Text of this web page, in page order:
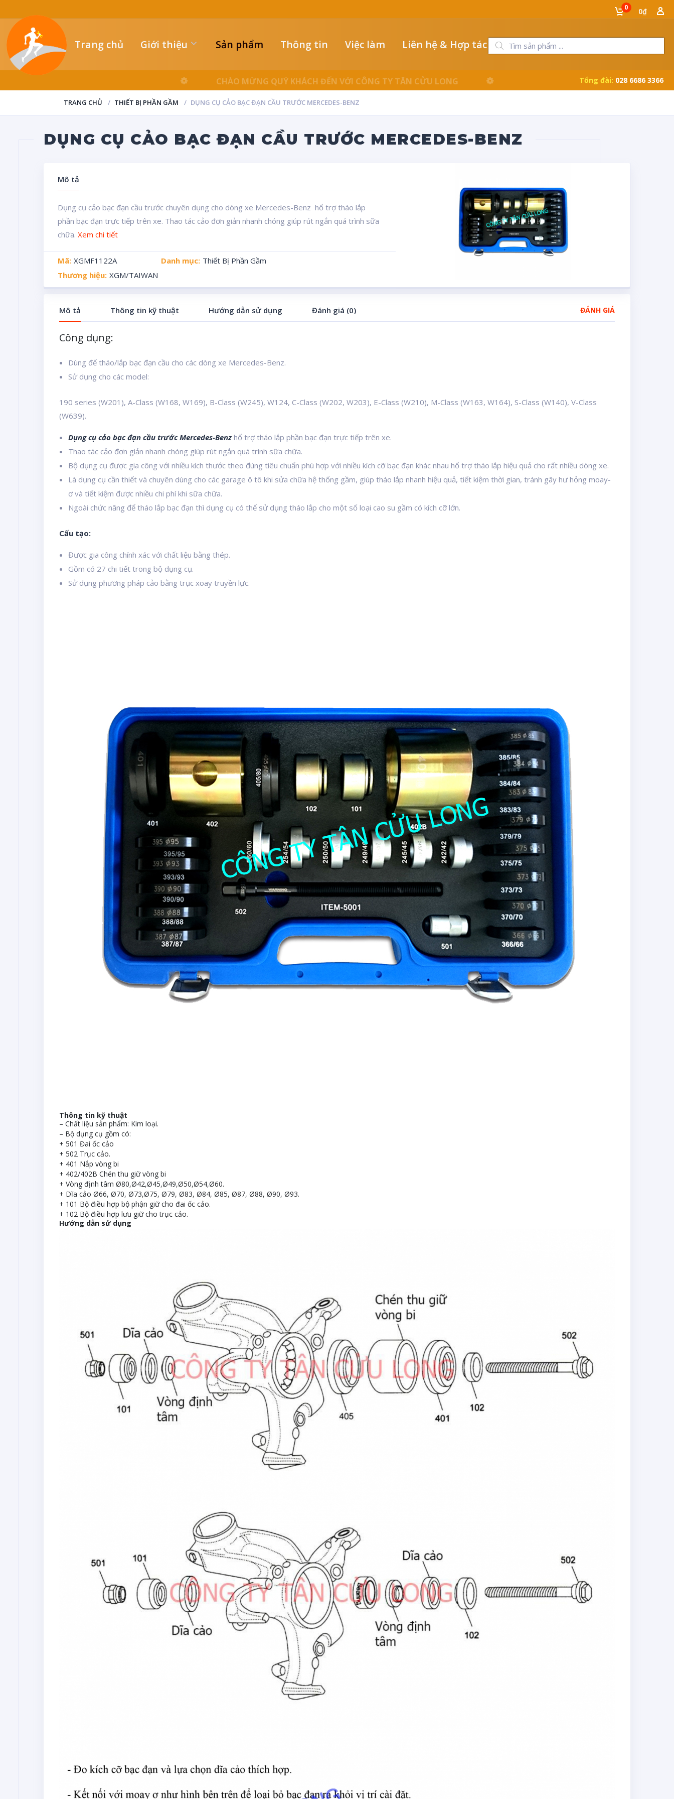
0 0₫
Trang chủ Giới thiệu Sản phẩm Thông tin Việc làm Liên hệ & Hợp tác
LUÔN ĐỒNG HÀNH CÙNG NGƯỜI THỢ Tổng đài: 028 6686 3366
TRANG CHỦ THIẾT BỊ PHẦN GẦM DỤNG CỤ CẢO BẠC ĐẠN CẦU TRƯỚC MERCEDES-BENZ
DỤNG CỤ CẢO BẠC ĐẠN CẦU TRƯỚC MERCEDES-BENZ
Mô tả
Dụng cụ cảo bạc đạn cầu trước chuyên dụng cho dòng xe Mercedes-Benz hổ trợ tháo lắp
phần bạc đạn trực tiếp trên xe. Thao tác cảo đơn giản nhanh chóng giúp rút ngắn quá trình sữa
chữa.Xem chi tiết
Mã: XGMF1122A Danh mục: Thiết Bị Phần Gầm
Thương hiệu: XGM/TAIWAN
Mô tả Thông tin kỹ thuật Hướng dẫn sử dụng Đánh giá (0) ĐÁNH GIÁ
Công dụng:
Dùng để tháo/lắp bạc đạn cầu cho các dòng xe Mercedes-Benz.
Sử dụng cho các model:
190 series (W201), A-Class (W168, W169), B-Class (W245), W124, C-Class (W202, W203), E-Class (W210), M-Class (W163, W164), S-Class (W140), V-Class
(W639).
Dụng cụ cảo bạc đạn cầu trước Mercedes-Benz hổ trợ tháo lắp phần bạc đạn trực tiếp trên xe.
Thao tác cảo đơn giản nhanh chóng giúp rút ngắn quá trình sữa chữa.
Bộ dụng cụ được gia công với nhiều kích thước theo đúng tiêu chuẩn phù hợp với nhiều kích cỡ bạc đạn khác nhau hổ trợ tháo lắp hiệu quả cho rất nhiều dòng xe.
Là dụng cụ cần thiết và chuyên dùng cho các garage ô tô khi sửa chữa hệ thống gầm, giúp tháo lắp nhanh hiệu quả, tiết kiệm thời gian, tránh gây hư hỏng moay-
ơ và tiết kiệm được nhiều chi phí khi sữa chữa.
Ngoài chức năng để tháo lắp bạc đạn thì dụng cụ có thể sử dụng tháo lắp cho một số loại cao su gầm có kích cỡ lớn.
Cấu tạo:
Được gia công chính xác với chất liệu bằng thép.
Gồm có 27 chi tiết trong bộ dụng cụ.
Sử dụng phương pháp cảo bằng trục xoay truyền lực.
Thông tin kỹ thuật
– Chất liệu sản phẩm: Kim loại.
– Bộ dụng cụ gồm có:
+ 501 Đai ốc cảo
+ 502 Trục cảo.
+ 401 Nắp vòng bi
+ 402/402B Chén thu giữ vòng bi
+ Vòng định tâm Ø80,Ø42,Ø45,Ø49,Ø50,Ø54,Ø60.
+ Dĩa cảo Ø66, Ø70, Ø73,Ø75, Ø79, Ø83, Ø84, Ø85, Ø87, Ø88, Ø90, Ø93.
+ 101 Bộ điều hợp bộ phận giữ cho đai ốc cảo.
+ 102 Bộ điều hợp lưu giữ cho trục cảo.
Hướng dẫn sử dụng